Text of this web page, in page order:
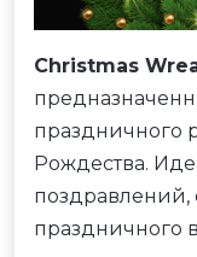
Christmas
праздничного
Рождества.
поздравлений,
праздничного